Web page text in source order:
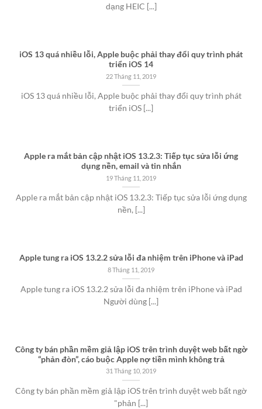
dạng HEIC [...]
iOS 13 quá nhiều lỗi, Apple buộc phải thay đổi quy trình phát
triển iOS 14
22 Tháng 11, 2019
iOS 13 quá nhiều lỗi, Apple buộc phải thay đổi quy trình phát
triển iOS [...]
Apple ra mắt bản cập nhật iOS 13.2.3: Tiếp tục sửa lỗi ứng
dụng nền, email và tin nhắn
19 Tháng 11, 2019
Apple ra mắt bản cập nhật iOS 13.2.3: Tiếp tục sửa lỗi ứng dụng
nền, [...]
Apple tung ra iOS 13.2.2 sửa lỗi đa nhiệm trên iPhone và iPad
8 Tháng 11, 2019
Apple tung ra iOS 13.2.2 sửa lỗi đa nhiệm trên iPhone và iPad
Người dùng [...]
Công ty bán phần mềm giả lập iOS trên trình duyệt web bất ngờ
“phản đòn”, cáo buộc Apple nợ tiền mình không trả
31 Tháng 10, 2019
Công ty bán phần mềm giả lập iOS trên trình duyệt web bất ngờ
"phản [...]